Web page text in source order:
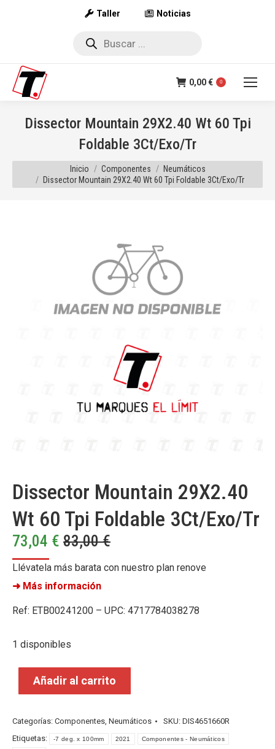
Taller Noticias
Búsqueda
0,00€ 0
Dissector Mountain 29X2.40 Wt 60 Tpi
Foldable 3Ct/Exo/Tr
Estás aquí:
Inicio Componentes
Neumáticos
Dissector Mountain 29X2.40 Wt 60 Tpi Foldable 3Ct/Exo/Tr
Dissector Mountain 29X2.40
Wt 60 Tpi Foldable 3Ct/Exo/Tr
73,04 € 83,00€
Llévatela más barata con nuestro plan renove
➜ Más información
Ref: ETB00241200 – UPC: 4717784038278
1 disponibles
Añadir al carrito
Categorías: Componentes, Neumáticos SKU: DIS4651660R
Etiquetas:
-7 deg. x 100mm 2021 Componentes - Neumáticos